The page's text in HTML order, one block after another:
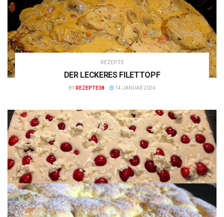
REZEPTE
DER LECKERES FILETTOPF
BY REZEPTE38 14 JANUAR 2024